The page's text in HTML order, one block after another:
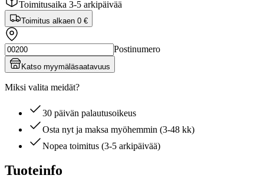
Toimitusaika 3-5 arkipäivää
Toimitus alkaen 0 €
Postinumero
Katso myymäläsaatavuus
Miksi valita meidät?
30 päivän palautusoikeus
Osta nyt ja maksa myöhemmin (3-48 kk)
Nopea toimitus (3-5 arkipäivää)
Tuoteinfo